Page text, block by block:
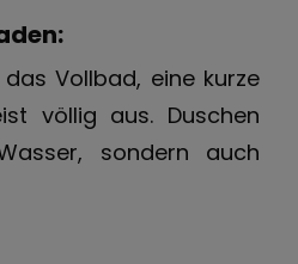
Vollbad, eine kurze
völlig aus. Duschen
sondern auch